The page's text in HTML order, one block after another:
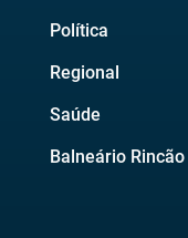
Política
Regional
Saúde
Balneário Rincão